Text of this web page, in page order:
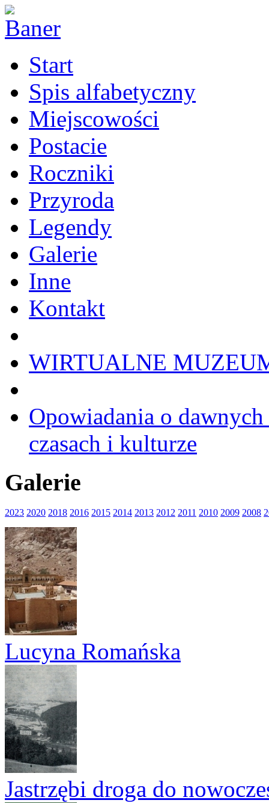
Start
Spis alfabetyczny
Miejscowości
Postacie
Roczniki
Przyroda
Legendy
Galerie
Inne
Kontakt
WIRTUALNE
Opowiadania o
czasach i kulturze
Galerie
2023 2020 2018 2016 2015 2014 2013 2012 2011 2010 2009 2008
Lucyna Romańska
Jastrzębi droga do